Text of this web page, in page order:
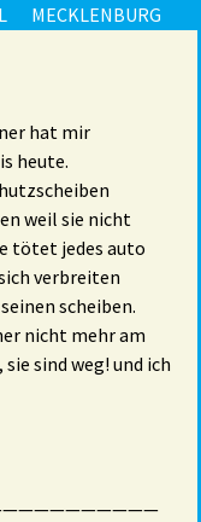
MECKLENBURG
hat mir
heute.
weil sie nicht
tötet jedes auto
verbreiten
scheiben.
nicht mehr am
sind weg! und ich